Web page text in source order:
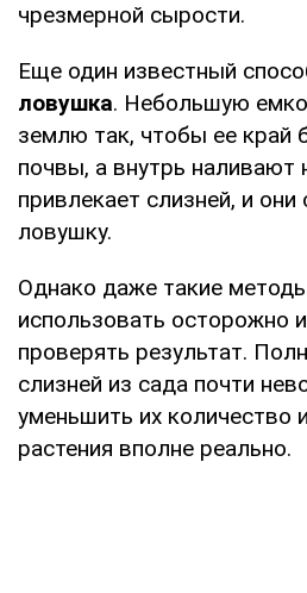
чрезмерной сырости.
Еще один известный
ловушка. Небольшую
землю так, чтобы ее край
почвы, а внутрь наливают
привлекает слизней, и
ловушку.
Однако даже такие
использовать осторожно
проверять результат.
слизней из сада почти
уменьшить их количество
растения вполне реально.